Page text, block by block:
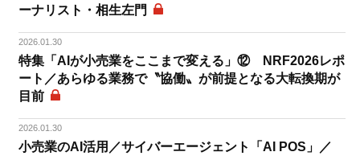
ーナリスト・相生左門
2026.01.30
特集「AIが小売業をここまで変える」⑫ NRF2026レポ
ート／あらゆる業務で〝協働〟が前提となる大転換期が
目前
2026.01.30
小売業のAI活用／サイバーエージェント「AI POS」／